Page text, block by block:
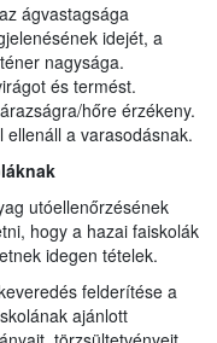
ágvastagsága
idejét, a
nagysága.
és termést.
hőre érzékeny.
ellenáll a varasodásnak.
utóellenőrzésének
hogy a hazai faiskolák
idegen tételek.
felderítése a
ajánlott